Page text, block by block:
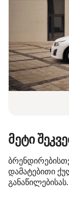
მეტი
დამატებითი
განაწილებისას.